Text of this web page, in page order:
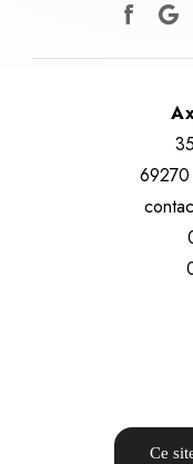
69270
Ce